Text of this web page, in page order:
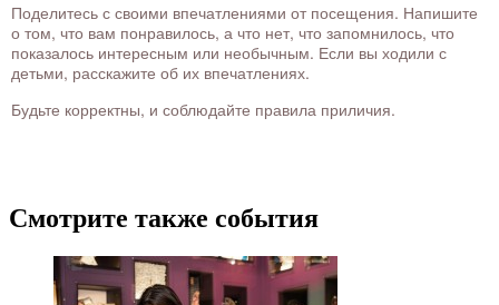
Поделитесь с своими впечатлениями от посещения. Напишите
о том, что вам понравилось, а что нет, что запомнилось, что
показалось интересным или необычным. Если вы ходили с
детьми, расскажите об их впечатлениях.
Будьте корректны, и соблюдайте правила приличия.
Смотрите также события